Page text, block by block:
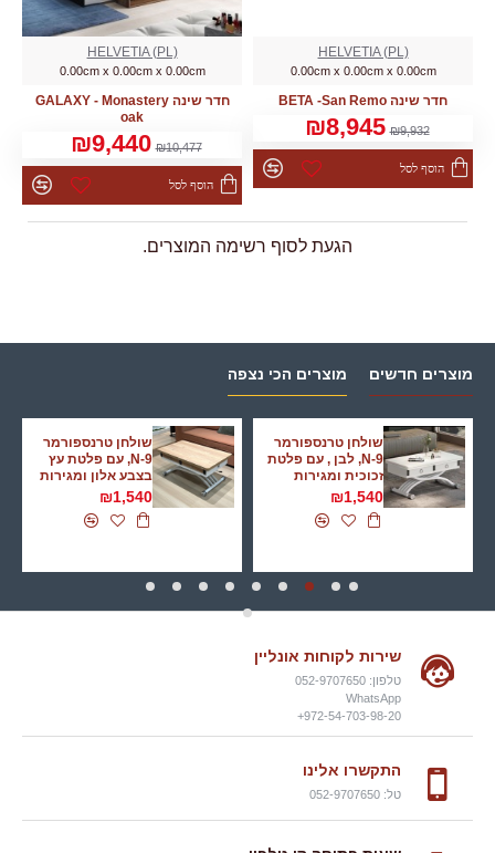
HELVETIA (PL)
0.00cm x 0.00cm x 0.00cm
חדר שינה BETA -San Remo
₪9,932
₪8,945
הוסף לסל
HELVETIA (PL)
0.00cm x 0.00cm x 0.00cm
חדר שינה GALAXY - Monastery
oak
₪10,477
₪9,440
הוסף לסל
הגעת לסוף רשימה המוצרים.
מוצרים חדשים מוצרים הכי נצפה
שולחן טרנספורמר
N-9, לבן , עם פלטת
זכוכית ומגירות
₪1,540
שולחן טרנספורמר
N-9, עם פלטת עץ
בצבע אלון ומגירות
₪1,540
שירות לקוחות אונליין
טלפון: 052-9707650
WhatsApp
972-54-703-98-20+
התקשרו אלינו
טל: 052-9707650